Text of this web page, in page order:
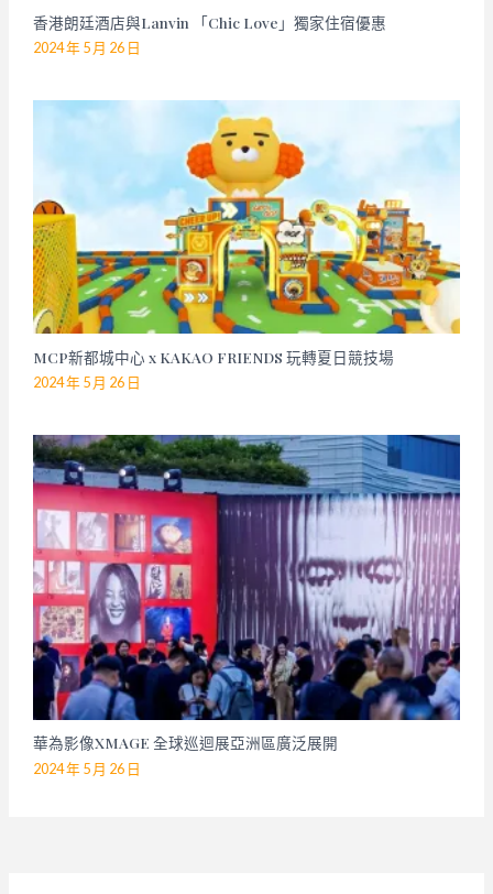
香港朗廷酒店與Lanvin 「Chic Love」獨家住宿優惠
2024 年 5 月 26 日
MCP新都城中心 x KAKAO FRIENDS 玩轉夏日競技場
2024 年 5 月 26 日
華為影像XMAGE 全球巡迴展亞洲區廣泛展開
2024 年 5 月 26 日